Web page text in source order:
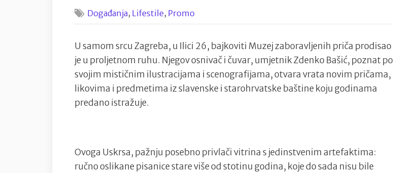
više
od
stoljeća
u
Događanja, Lifestile, Promo
U samom srcu Zagreba, u Ilici 26, bajkoviti Muzej zaboravljenih priča prodisao
je u proljetnom ruhu. Njegov osnivač i čuvar, umjetnik Zdenko Bašić, poznat po
svojim mističnim ilustracijama i scenografijama, otvara vrata novim pričama,
likovima i predmetima iz slavenske i starohrvatske baštine koju godinama
predano istražuje.
Ovoga Uskrsa, pažnju posebno privlači vitrina s jedinstvenim artefaktima:
ručno oslikane pisanice stare više od stotinu godina, koje do sada nisu bile